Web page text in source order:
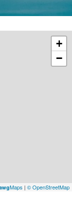
+
−
Maps | © OpenStreetMap